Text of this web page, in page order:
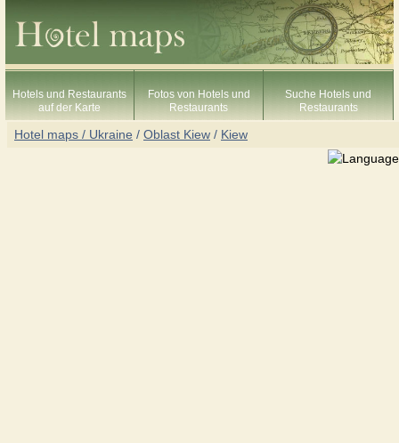
Hotels und Restaurants
auf der Karte
Fotos von Hotels und
Restaurants
Suche Hotels und
Restaurants
Hotel maps / Ukraine / Oblast Kiew / Kiew